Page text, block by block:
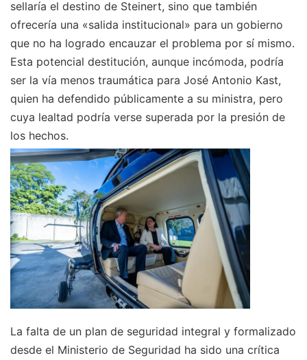
sellaría el destino de Steinert, sino que también
ofrecería una «salida institucional» para un gobierno
que no ha logrado encauzar el problema por sí mismo.
Esta potencial destitución, aunque incómoda, podría
ser la vía menos traumática para José Antonio Kast,
quien ha defendido públicamente a su ministra, pero
cuya lealtad podría verse superada por la presión de
los hechos.
La falta de un plan de seguridad integral y formalizado
desde el Ministerio de Seguridad ha sido una crítica